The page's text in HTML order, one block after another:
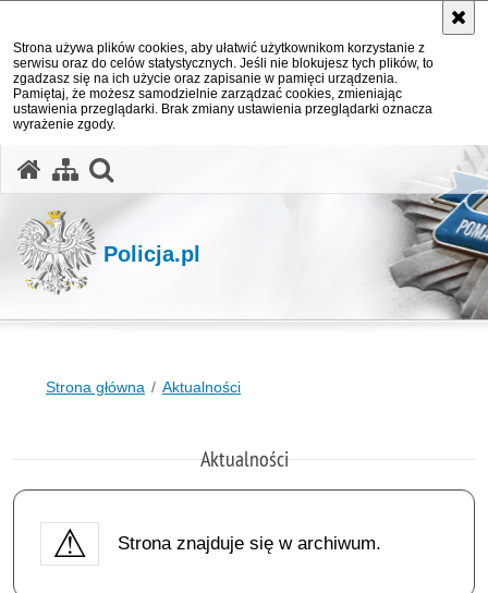
Strona używa plików cookies, aby ułatwić użytkownikom korzystanie z
serwisu oraz do celów statystycznych. Jeśli nie blokujesz tych plików, to
zgadzasz się na ich użycie oraz zapisanie w pamięci urządzenia.
Pamiętaj, że możesz samodzielnie zarządzać cookies, zmieniając
ustawienia przeglądarki. Brak zmiany ustawienia przeglądarki oznacza
wyrażenie zgody.
Policja.pl
Strona główna Aktualności
Aktualności
Strona znajduje się w archiwum.